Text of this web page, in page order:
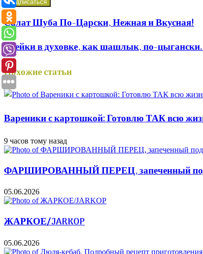
Салат Шуба По-Царски, Нежная и Вкусная!
Стейки в духовке, как шашлык, по-цыгански.
Похожие статьи
Вареники с картошкой: Готовлю ТАК всю
9 часов тому назад
ФАРШИРОВАННЫЙ ПЕРЕЦ, запеченный под
05.06.2026
ЖАРКОЕ/JARKOP
05.06.2026